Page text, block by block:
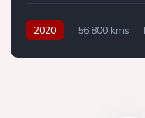
2020 56.800 kms